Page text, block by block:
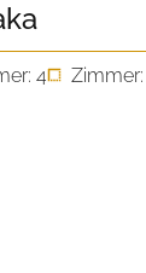
4
Zimmer: